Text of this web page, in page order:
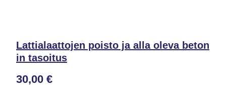
Lattialaattojen poisto ja alla oleva beton
in tasoitus
30,00 €